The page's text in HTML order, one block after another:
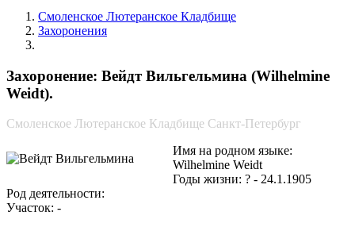
Смоленское Лютеранское Кладбище
Захоронения
Захоронение: Вейдт Вильгельмина (Wilhelmine
Weidt).
Смоленское Лютеранское Кладбище Санкт-Петербург
Имя на родном языке:
Wilhelmine Weidt
Годы жизни: ? - 24.1.1905
Род деятельности:
Участок: -